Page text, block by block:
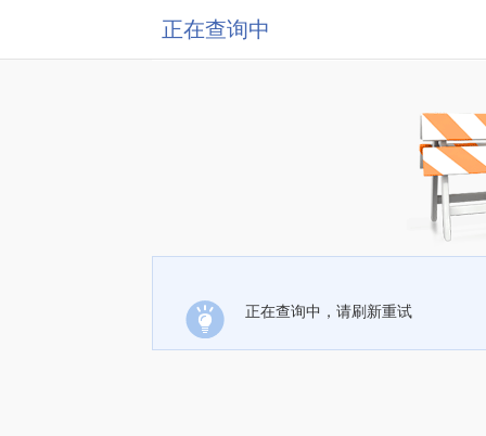
正在查询中
正在查询中，请刷新重试